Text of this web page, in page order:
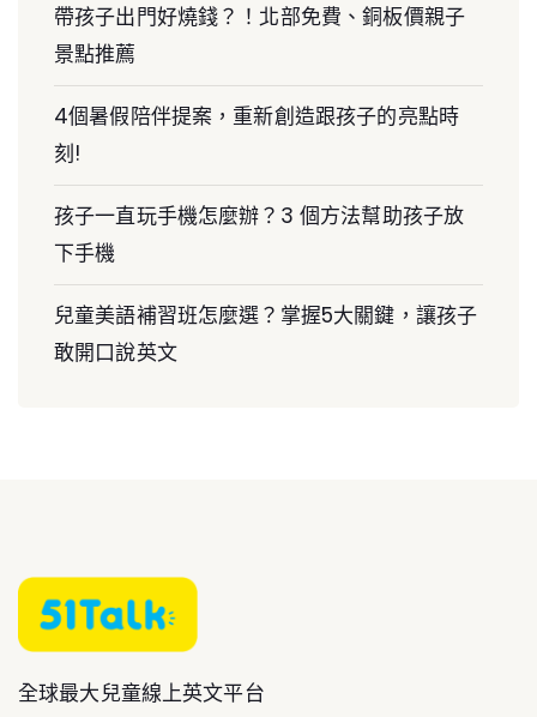
帶孩子出門好燒錢？！北部免費、銅板價親子
景點推薦
4個暑假陪伴提案，重新創造跟孩子的亮點時
刻!
孩子一直玩手機怎麼辦？3 個方法幫助孩子放
下手機
兒童美語補習班怎麼選？掌握5大關鍵，讓孩子
敢開口說英文
全球最大兒童線上英文平台